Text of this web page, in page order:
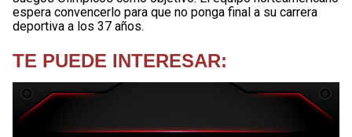
espera convencerlo para que no ponga final a su carrera
deportiva a los 37 años.
TE PUEDE INTERESAR: